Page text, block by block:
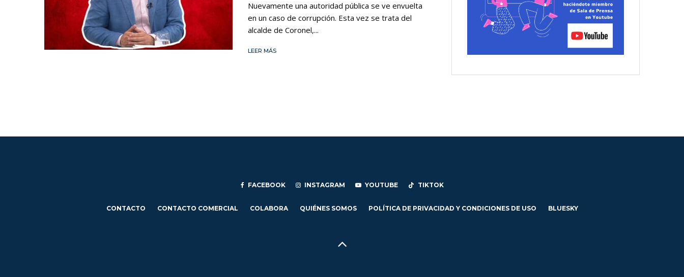
Nuevamente una autoridad pública se ve envuelta
en un caso de corrupción. Esta vez se trata del
alcalde de Coronel,...
LEER MÁS
FACEBOOK INSTAGRAM YOUTUBE TIKTOK
CONTACTO CONTACTO COMERCIAL COLABORA QUIÉNES SOMOS POLÍTICA DE PRIVACIDAD Y CONDICIONES DE USO BLUESKY